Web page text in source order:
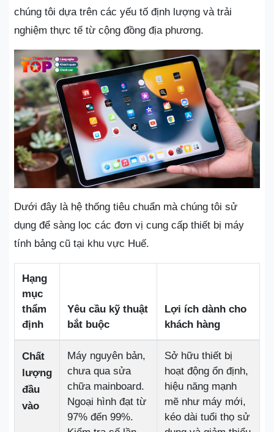
chúng tôi dựa trên các yếu tố định lượng và trải
nghiệm thực tế từ cộng đồng địa phương.
Dưới đây là hệ thống tiêu chuẩn mà chúng tôi sử
dụng để sàng lọc các đơn vị cung cấp thiết bị máy
tính bảng cũ tại khu vực Huế.
Hạng
mục
thẩm
định
Yêu cầu kỹ thuật
bắt buộc
Lợi ích dành cho
khách hàng
Chất
lượng
đầu
vào
Máy nguyên bản,
chưa qua sửa
chữa mainboard.
Ngoại hình đạt từ
97% đến 99%.
Sở hữu thiết bị
hoạt động ổn định,
hiệu năng mạnh
mẽ như máy mới,
kéo dài tuổi thọ sử